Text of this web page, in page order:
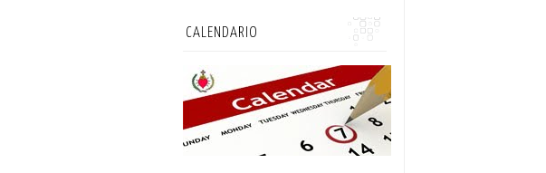
CALENDARIO